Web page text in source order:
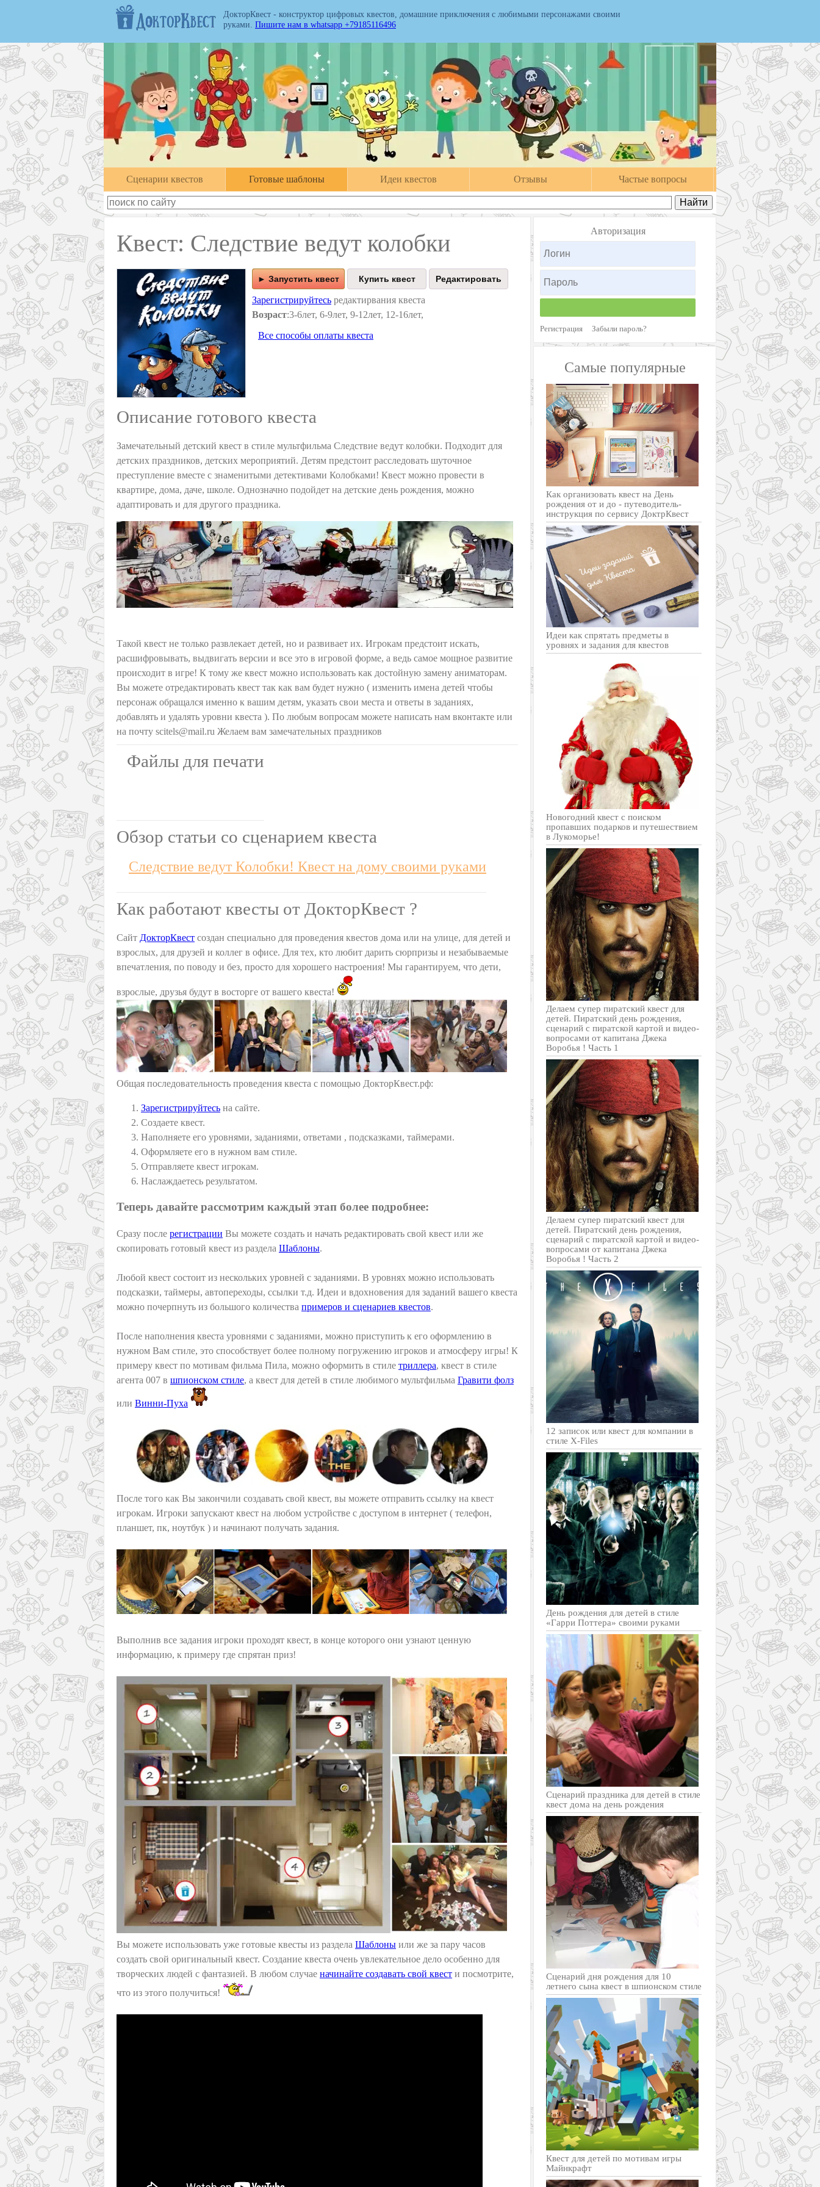
ДокторКвест - конструктор цифровых квестов, домашние приключения с любимыми персонажами своими
руками. Пишите нам в whatsapp +79185116496
Cценарии квестов Готовые шаблоны Идеи квестов Отзывы Частые вопросы
Квест: Следствие ведут колобки
► Запустить квест
Зарегистрируйтесь редактирвания квеста
Возраст:3-6лет, 6-9лет, 9-12лет, 12-16лет,
Все способы оплаты квеста
Описание готового квеста
Замечательный детский квест в стиле мультфильма Следствие ведут колобки. Подходит для
детских праздников, детских мероприятий. Детям предстоит расследовать шуточное
преступление вместе с знаменитыми детективами Колобками! Квест можно провести в
квартире, дома, даче, школе. Однозначно подойдет на детские день рождения, можно
адаптировать и для другого праздника.
Такой квест не только развлекает детей, но и развивает их. Игрокам предстоит искать,
расшифровывать, выдвигать версии и все это в игровой форме, а ведь самое мощное развитие
происходит в игре! К тому же квест можно использовать как достойную замену аниматорам.
Вы можете отредактировать квест так как вам будет нужно ( изменить имена детей чтобы
персонаж обращался именно к вашим детям, указать свои места и ответы в заданиях,
добавлять и удалять уровни квеста ). По любым вопросам можете написать нам вконтакте или
на почту scitels@mail.ru Желаем вам замечательных праздников
Файлы для печати
Обзор статьи со сценарием квеста
Следствие ведут Колобки! Квест на дому своими руками
Как работают квесты от ДокторКвест ?
Сайт ДокторКвест создан специально для проведения квестов дома или на улице, для детей и
взрослых, для друзей и коллег в офисе. Для тех, кто любит дарить сюрпризы и незабываемые
впечатления, по поводу и без, просто для хорошего настроения! Мы гарантируем, что дети,
взрослые, друзья будут в восторге от вашего квеста!
Общая последовательность проведения квеста с помощью ДокторКвест.рф:
Зарегистрируйтесь на сайте.
Создаете квест.
Наполняете его уровнями, заданиями, ответами , подсказками, таймерами.
Оформляете его в нужном вам стиле.
Отправляете квест игрокам.
Наслаждаетесь результатом.
Теперь давайте рассмотрим каждый этап более подробнее:
Сразу после регистрации Вы можете создать и начать редактировать свой квест или же
скопировать готовый квест из раздела Шаблоны
Любой квест состоит из нескольких уровней с заданиями. В уровнях можно использовать
подсказки, таймеры, автопереходы, ссылки т.д. Идеи и вдохновения для заданий вашего квеста
можно почерпнуть из большого количества примеров и сценариев квестов
После наполнения квеста уровнями с заданиями, можно приступить к его оформлению в
нужном Вам стиле, это способствует более полному погружению игроков и атмосферу игры! К
примеру квест по мотивам фильма Пила, можно оформить в стиле триллера , квест в стиле
агента 007 в шпионском стиле , а квест для детей в стиле любимого мультфильма Гравити фолз
или Винни-Пуха
После того как Вы закончили создавать свой квест, вы можете отправить ссылку на квест
игрокам. Игроки запускают квест на любом устройстве с доступом в интернет ( телефон,
планшет, пк, ноутбук ) и начинают получать задания.
Выполнив все задания игроки проходят квест, в конце которого они узнают ценную
информацию, к примеру где спрятан приз!
Вы можете использовать уже готовые квесты из раздела Шаблоны или же за пару часов
создать свой оригинальный квест. Создание квеста очень увлекательное дело особенно для
творческих людей с фантазией. В любом случае начинайте создавать свой квест и посмотрите,
что из этого получиться!
Авторизация
Регистрация Забыли пароль?
Самые популярные
Как организовать квест на День
рождения от и до - путеводитель-
инструкция по сервису ДоктрКвест
Идеи как спрятать предметы в
уровнях и задания для квестов
Новогодний квест с поиском
пропавших подарков и путешествием
в Лукоморье!
Делаем супер пиратский квест для
детей. Пиратский день рождения,
сценарий с пиратской картой и видео-
вопросами от капитана Джека
Воробья ! Часть 1
Делаем супер пиратский квест для
детей. Пиратский день рождения,
сценарий с пиратской картой и видео-
вопросами от капитана Джека
Воробья ! Часть 2
12 записок или квест для компании в
стиле X-Files
День рождения для детей в стиле
«Гарри Поттера» своими руками
Cценарий праздника для детей в стиле
квест дома на день рождения
Сценарий дня рождения для 10
летнего сына квест в шпионском стиле
Квест для детей по мотивам игры
Майнкрафт